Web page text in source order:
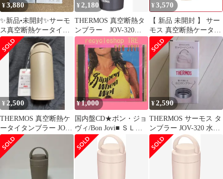
¥3,880
✨新品•未開封✨サーモ
ス真空断熱ケータイタ
ンブラー JOV-321 各色
2セット
¥ 2,180
THERMOS 真空断熱タ
ンブラー JOV-320
0.32L
¥ 3,570
【 新品 未開封 】 サー
モス 真空断熱ケータイ
タンブラー 食洗器対応
モデル 320ml アイボリ
ー JOV-321-IV 未使用
送料無料
¥ 2,500
THERMOS 真空断熱ケ
ータイタンブラー JOV-
320
¥1,000
国内盤CD★ボン・ジョ
ヴィ/Bon Jovi■ ＳＬＩ
ＰＰＥＲＹ ＷＨＥ
Ｎ ＷＥＴ
【PPD1123/49880113203
30】B06001
¥2,590
THERMOS サーモス タ
ンブラー JOV-320 水筒
新品